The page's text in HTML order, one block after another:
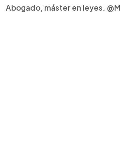
Abogado, máster en leyes.